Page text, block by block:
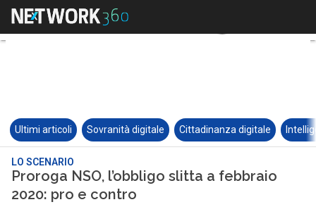
Ultimi articoli Sovranità digitale Cittadinanza digitale
LO SCENARIO
Proroga NSO, l’obbligo slitta a febbraio
2020: pro e contro